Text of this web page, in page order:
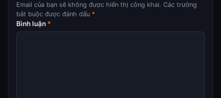
Email của bạn sẽ không được hiển thị công khai. Các trường
bắt buộc được đánh dấu *
Bình luận *